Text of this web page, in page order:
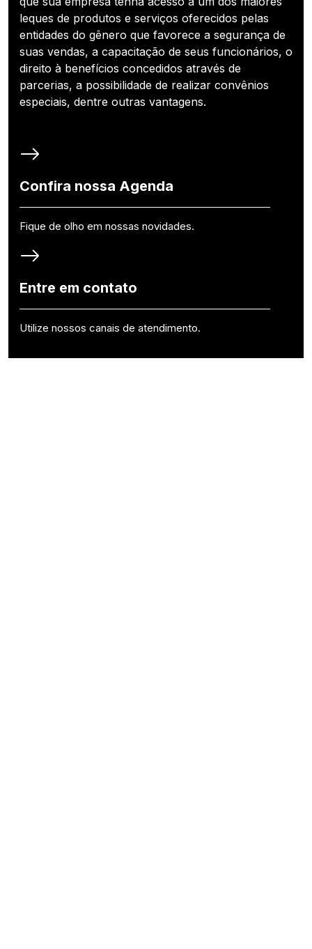
leques de produtos e serviços oferecidos pelas
entidades do gênero que favorece a segurança de
suas vendas, a capacitação de seus funcionários, o
direito à benefícios concedidos através de
parcerias, a possibilidade de realizar convênios
especiais, dentre outras vantagens.
Confira nossa Agenda
Fique de olho em nossas novidades.
Entre em contato
Utilize nossos canais de atendimento.